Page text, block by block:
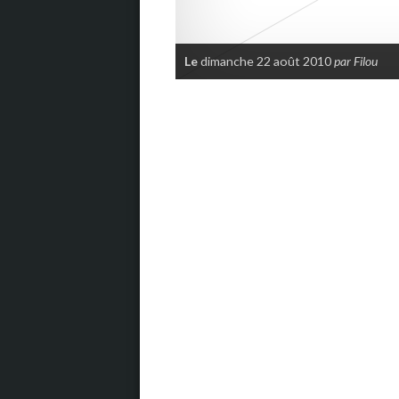
Ledimanche 22 août 2010par Filou